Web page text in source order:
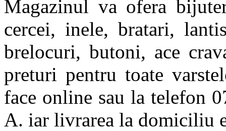
Magazinul va ofera
cercei, inele, bratari,
brelocuri, butoni, ace
preturi pentru toate
face online sau la telefon
A. iar livrarea la domiciliu